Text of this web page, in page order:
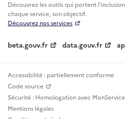
Découvrez les outils qui portent
chaque service, son objectif.
Découvrez nos services
beta.gouv.fr data.gouv.fr
Accessibilité : partiellement conforme
Code source
Sécurité : Homologation avec
Mentions légales